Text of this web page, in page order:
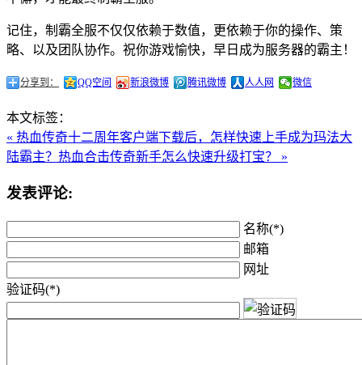
记住，制霸全服不仅仅依赖于数值，更依赖于你的操作、策
略、以及团队协作。祝你游戏愉快，早日成为服务器的霸主！
分享到： QQ空间 新浪微博 腾讯微博 人人网 微信
本文标签：
« 热血传奇十二周年客户端下载后，怎样快速上手成为玛法大
陆霸主？ 热血合击传奇新手怎么快速升级打宝？ »
发表评论:
名称(*)
邮箱
网址
验证码(*)